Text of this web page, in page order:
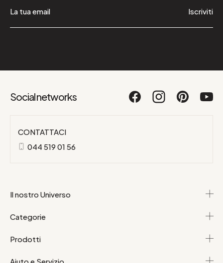
Iscriviti
Social networks
CONTATTACI
044 519 01 56
Il nostro Universo
Categorie
Prodotti